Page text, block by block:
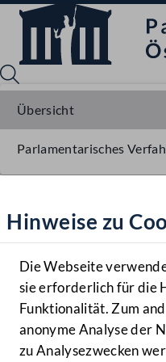
Hilfe
Benutzer
Navigationsmenü
MENÜ
Hinweise zu
Die Webseite
sie erforderlich für die
Funktionalität. Zum
anonyme Analyse der
zu Analysezwecken
Übersicht
Parlamentarisches